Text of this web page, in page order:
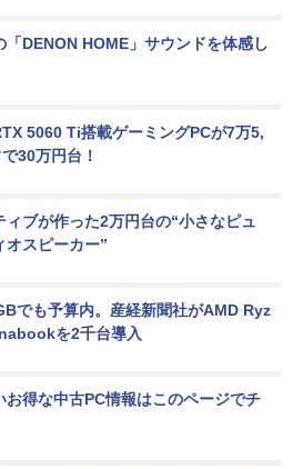
「DENON HOME」サウンドを体感し
5060 Ti搭載ゲーミングPCが7万5,
30万円台！
ィブが作った2万円台の“小さなピュ
オスピーカー”
でも予算内。産経新聞社がAMD Ryz
を2千台導入
お得な中古PC情報はこのページでチ